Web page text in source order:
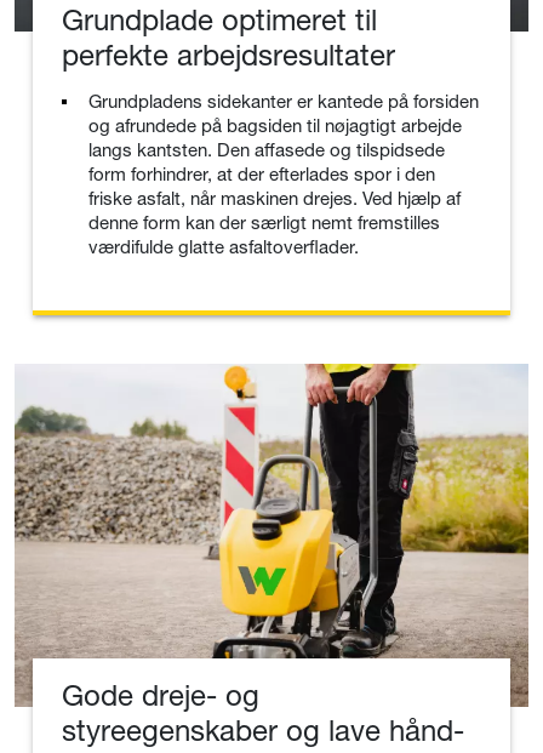
Grundplade optimeret til
perfekte arbejdsresultater
Grundpladens sidekanter er kantede på forsiden
og afrundede på bagsiden til nøjagtigt arbejde
langs kantsten. Den affasede og tilspidsede
form forhindrer, at der efterlades spor i den
friske asfalt, når maskinen drejes. Ved hjælp af
denne form kan der særligt nemt fremstilles
værdifulde glatte asfaltoverflader.
Gode dreje- og
styreegenskaber og lave hånd-